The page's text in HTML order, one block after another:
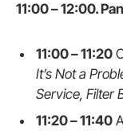
11:00 – 12:00.
11:00 – 11:20
It’s Not a
Service, Filter
11:20 – 11:40